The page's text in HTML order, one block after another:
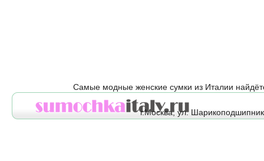
Самые модные женские сумки из Италии
г.Москва, ул.